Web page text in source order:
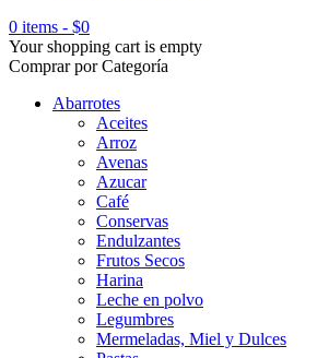
0 items - $0
Your shopping cart is empty
Comprar por Categoría
Abarrotes
Aceites
Arroz
Avenas
Azucar
Café
Conservas
Endulzantes
Frutos Secos
Harina
Leche en polvo
Legumbres
Mermeladas, Miel y Dulces